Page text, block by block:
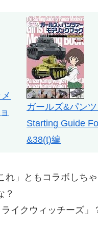
ガールズ&パン
Starting Guide
&38(t)編
」ともコラボしちゃ
？
イクウィッチーズ」